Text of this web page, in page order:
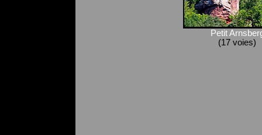
Petit
(17 voies)